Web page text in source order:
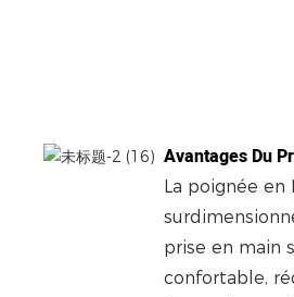
Avantages Du
La poignée en
prise en main
confortable,